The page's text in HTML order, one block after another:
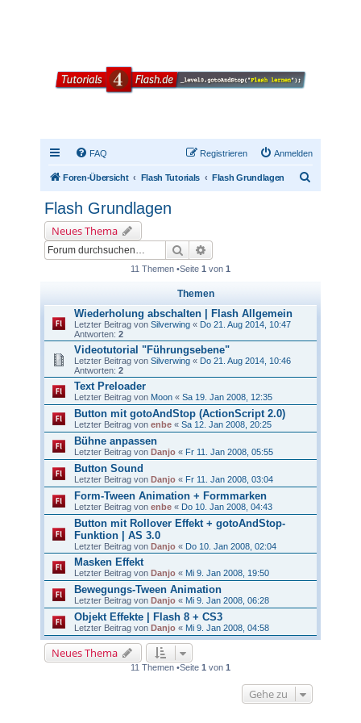
FAQ Anmelden
Registrieren
Foren-Übersicht Flash Tutorials Flash Grundlagen
Flash Grundlagen
Neues Thema
Suche
11 Themen •Seite 1 von 1
Themen
Wiederholung abschalten | Flash Allgemein
Letzter Beitrag von Silverwing « Do 21. Aug 2014, 10:47
Antworten: 2
Videotutorial "Führungsebene"
Letzter Beitrag von Silverwing « Do 21. Aug 2014, 10:46
Antworten: 2
Text Preloader
Letzter Beitrag von Moon « Sa 19. Jan 2008, 12:35
Button mit gotoAndStop (ActionScript 2.0)
Letzter Beitrag von enbe « Sa 12. Jan 2008, 20:25
Bühne anpassen
Letzter Beitrag von Danjo « Fr 11. Jan 2008, 05:55
Button Sound
Letzter Beitrag von Danjo « Fr 11. Jan 2008, 03:04
Form-Tween Animation + Formmarken
Letzter Beitrag von enbe « Do 10. Jan 2008, 04:43
Button mit Rollover Effekt + gotoAndStop-
Funktion | AS 3.0
Letzter Beitrag von Danjo « Do 10. Jan 2008, 02:04
Masken Effekt
Letzter Beitrag von Danjo « Mi 9. Jan 2008, 19:50
Bewegungs-Tween Animation
Letzter Beitrag von Danjo « Mi 9. Jan 2008, 06:28
Objekt Effekte | Flash 8 + CS3
Letzter Beitrag von Danjo « Mi 9. Jan 2008, 04:58
Neues Thema
11 Themen •Seite 1 von 1
Gehe zu